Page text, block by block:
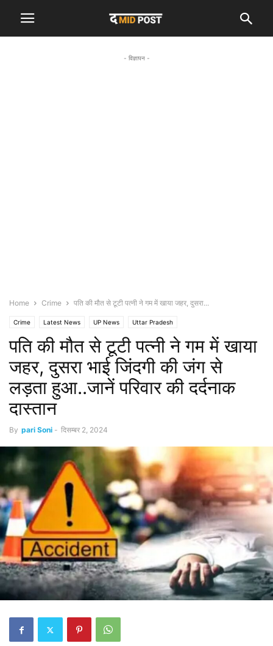
- विज्ञापन -
Home Crime पति की मौत से टूटी पत्नी ने गम में खाया जहर, दुसरा...
Crime Latest News UP News Uttar Pradesh
पति की मौत से टूटी पत्नी ने गम में खाया
जहर, दुसरा भाई जिंदगी की जंग से
लड़ता हुआ..जानें परिवार की दर्दनाक
दास्तान
By pari Soni - दिसम्बर 2, 2024